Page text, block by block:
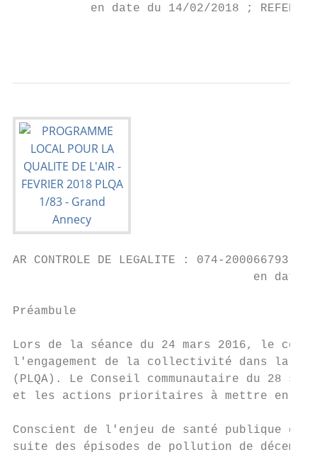
en date du 14/02/2018 ;
AR CONTROLE DE LEGALITE : 074-200066793-
en date
Préambule
Lors de la séance du 24 mars 2016, le
l'engagement de la collectivité dans la
(PLQA). Le Conseil communautaire du 28
et les actions prioritaires à mettre en
Conscient de l'enjeu de santé publique
suite des épisodes de pollution de